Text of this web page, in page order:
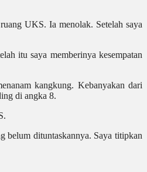
UKS. Ia menolak. Setelah saya
itu saya memberinya kesempatan
kangkung. Kebanyakan dari
di angka 8.
belum dituntaskannya. Saya titipkan